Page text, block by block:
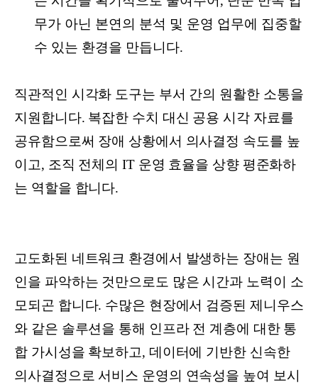
무가 아닌 본연의 분석 및 운영 업무에 집중할
수 있는 환경을 만듭니다.
직관적인 시각화 도구는 부서 간의 원활한 소통을
지원합니다. 복잡한 수치 대신 공용 시각 자료를
공유함으로써 장애 상황에서 의사결정 속도를 높
이고, 조직 전체의 IT 운영 효율을 상향 평준화하
는 역할을 합니다.
고도화된 네트워크 환경에서 발생하는 장애는 원
인을 파악하는 것만으로도 많은 시간과 노력이 소
모되곤 합니다. 수많은 현장에서 검증된 제니우스
와 같은 솔루션을 통해 인프라 전 계층에 대한 통
합 가시성을 확보하고, 데이터에 기반한 신속한
의사결정으로 서비스 운영의 연속성을 높여 보시